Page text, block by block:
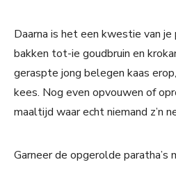
Daarna is het een kwestie van
bakken tot-ie goudbruin en
geraspte jong belegen kaas
kees. Nog even opvouwen of
maaltijd waar echt niemand z’n
Garneer de opgerolde